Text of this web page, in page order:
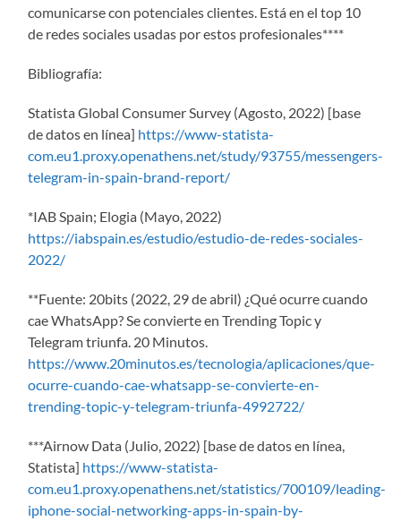
comunicarse con potenciales clientes. Está en el top 10
de redes sociales usadas por estos profesionales****
Bibliografía:
Statista Global Consumer Survey (Agosto, 2022) [base
de datos en línea] https://www-statista-
com.eu1.proxy.openathens.net/study/93755/messengers-
telegram-in-spain-brand-report/
*IAB Spain; Elogia (Mayo, 2022)
https://iabspain.es/estudio/estudio-de-redes-sociales-
2022/
**Fuente: 20bits (2022, 29 de abril) ¿Qué ocurre cuando
cae WhatsApp? Se convierte en Trending Topic y
Telegram triunfa. 20 Minutos.
https://www.20minutos.es/tecnologia/aplicaciones/que-
ocurre-cuando-cae-whatsapp-se-convierte-en-
trending-topic-y-telegram-triunfa-4992722/
***Airnow Data (Julio, 2022) [base de datos en línea,
Statista] https://www-statista-
com.eu1.proxy.openathens.net/statistics/700109/leading-
iphone-social-networking-apps-in-spain-by-